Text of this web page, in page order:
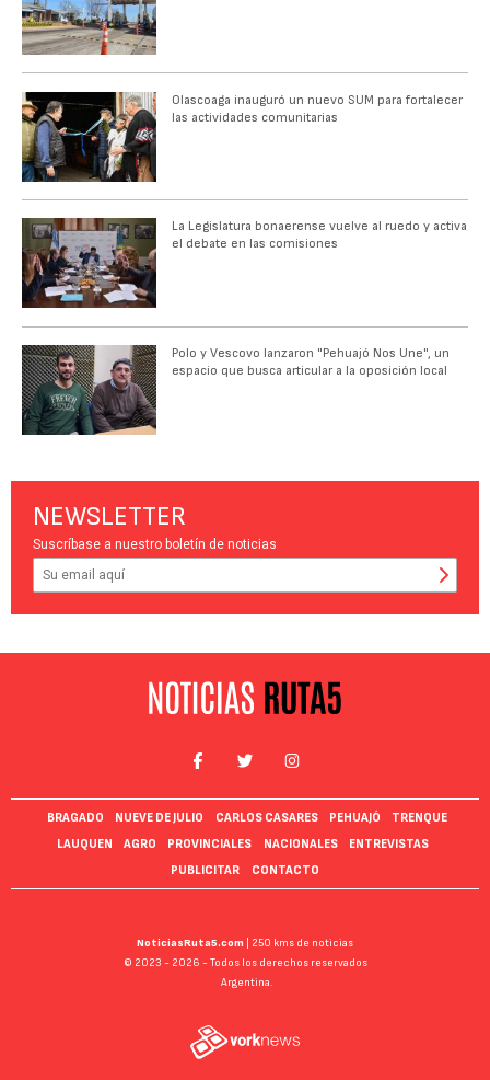
Olascoaga inauguró un nuevo SUM para fortalecer
las actividades comunitarias
La Legislatura bonaerense vuelve al ruedo y activa
el debate en las comisiones
Polo y Vescovo lanzaron "Pehuajó Nos Une", un
espacio que busca articular a la oposición local
NEWSLETTER
Suscríbase a nuestro boletín de noticias
BRAGADO NUEVE DE JULIO CARLOS CASARES PEHUAJÓ
TRENQUE
LAUQUEN
AGRO PROVINCIALES NACIONALES
ENTREVISTAS
PUBLICITAR
CONTACTO
NoticiasRuta5.com
| 250 kms de noticias
© 2023 - 2026 - Todos los derechos reservados
Argentina.